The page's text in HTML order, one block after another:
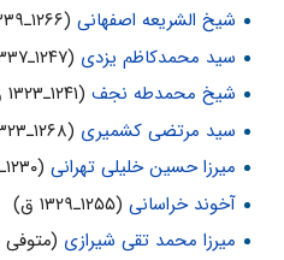
شیخ الشریعه اصفهانی(۱۲۶۶ـ۱۳۳۹ ق)
سید محمدکاظم یزدی (۱۲۴۷ـ۱۳۳۷ ق)
شیخ محمدطه نجف(۱۲۴۱ـ۱۳۲۳ ق)
سید مرتضی کشمیری (۱۲۶۸ـ۱۳۲۳ ق)
میرزا حسین خلیلی تهرانی(۱۲۳۰ـ۱۳۲۶ ق)
آخوند خراسانی(۱۲۵۵ـ۱۳۲۹ ق)
میرزا محمد تقی شیرازی (متوفی ۱۳۳۸ ق)